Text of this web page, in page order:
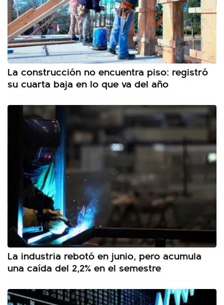
La construcción no encuentra piso: registró
su cuarta baja en lo que va del año
La industria rebotó en junio, pero acumula
una caída del 2,2% en el semestre